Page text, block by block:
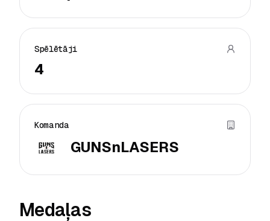
Spēlētāji
4
Komanda
GUNSnLASERS
Medaļas